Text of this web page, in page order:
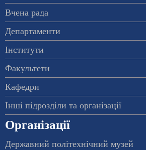
Вчена рада
Департаменти
Інститути
Факультети
Кафедри
Інші підрозділи та організації
Організації
Державний політехнічний музей